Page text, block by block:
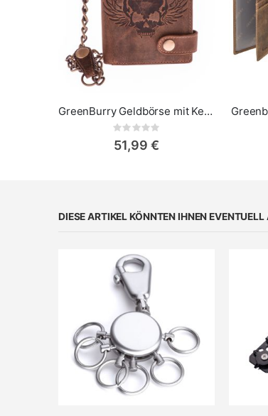
GreenBurry Geldbörse mit Kette Vintage - Skull
Rating:
51,99 €
DIESE ARTIKEL KÖNNTEN IHNEN